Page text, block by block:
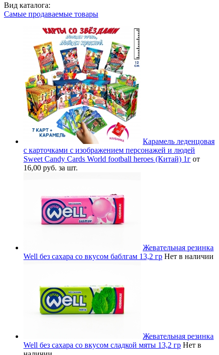
Вид каталога:
Самые продаваемые товары
Карамель леденцовая
с карточками с изображением персонажей и людей
Sweet Candy Cards World football heroes (Китай) 1г от
16,00 руб. за шт.
Жевательная резинка
Well без сахара со вкусом баблгам 13,2 гр Нет в наличии
Жевательная резинка
Well без сахара со вкусом сладкой мяты 13,2 гр Нет в